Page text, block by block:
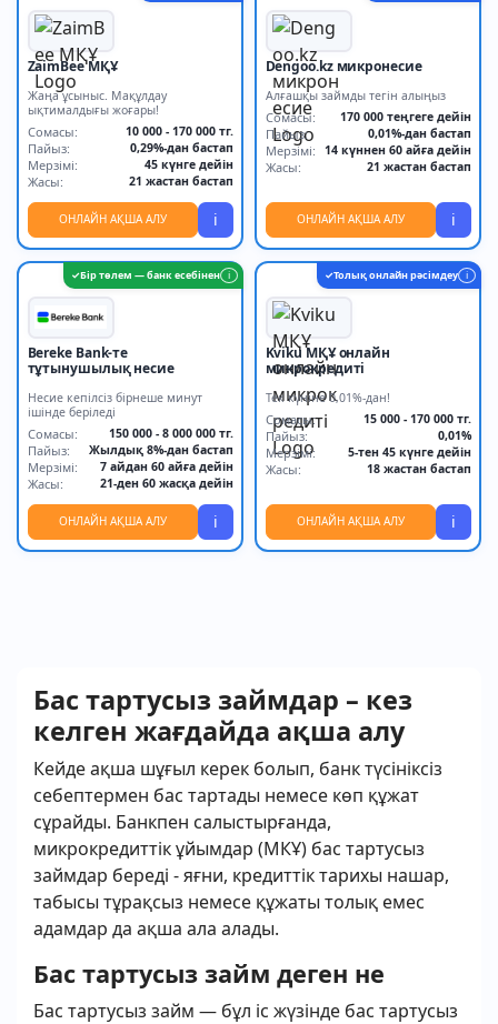
ZaimBee МҚҰ
Жаңа ұсыныс. Мақұлдау
ықтималдығы жоғары!
Сомасы: 10 000 - 170 000 тг.
Пайыз: 0,29%-дан бастап
Мерзімі: 45 күнге дейін
Жасы: 21 жастан бастап
ОНЛАЙН АҚША АЛУ i
Dengoo.kz микронесие
Алғашқы займды тегін алыңыз
Сомасы: 170 000 теңгеге дейін
Пайыз: 0,01%-дан бастап
Мерзімі: 14 күннен 60 айға дейін
Жасы: 21 жастан бастап
ОНЛАЙН АҚША АЛУ i
✓Бір төлем — банк есебінен i
Bereke Bank-те
тұтынушылық несие
Несие кепілсіз бірнеше минут
ішінде беріледі
Сомасы: 150 000 - 8 000 000 тг.
Пайыз: Жылдық 8%-дан бастап
Мерзімі: 7 айдан 60 айға дейін
Жасы: 21-ден 60 жасқа дейін
ОНЛАЙН АҚША АЛУ i
✓Толық онлайн рәсімдеу i
Kviku МҚҰ онлайн
микрокредиті
Тек күніне 0,01%-дан!
Сомасы: 15 000 - 170 000 тг.
Пайыз: 0,01%
Мерзімі: 5-тен 45 күнге дейін
Жасы: 18 жастан бастап
ОНЛАЙН АҚША АЛУ i
Бас тартусыз займдар – кез
келген жағдайда ақша алу
Кейде ақша шұғыл керек болып, банк түсініксіз
себептермен бас тартады немесе көп құжат
сұрайды. Банкпен салыстырғанда,
микрокредиттік ұйымдар (МКҰ) бас тартусыз
займдар береді - яғни, кредиттік тарихы нашар,
табысы тұрақсыз немесе құжаты толық емес
адамдар да ақша ала алады.
Бас тартусыз займ деген не
Бас тартусыз займ — бұл іс жүзінде бас тартусыз